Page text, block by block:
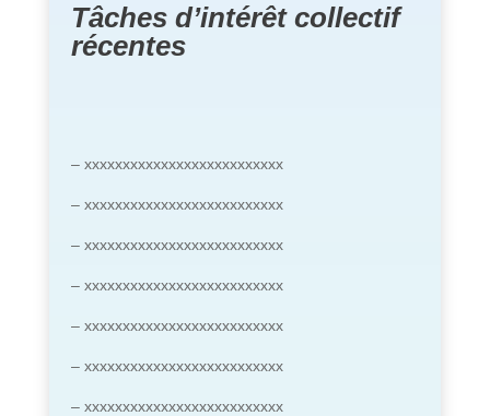
Tâches d’intérêt collectif
récentes
– xxxxxxxxxxxxxxxxxxxxxxxxxx
– xxxxxxxxxxxxxxxxxxxxxxxxxx
– xxxxxxxxxxxxxxxxxxxxxxxxxx
– xxxxxxxxxxxxxxxxxxxxxxxxxx
– xxxxxxxxxxxxxxxxxxxxxxxxxx
– xxxxxxxxxxxxxxxxxxxxxxxxxx
– xxxxxxxxxxxxxxxxxxxxxxxxxx